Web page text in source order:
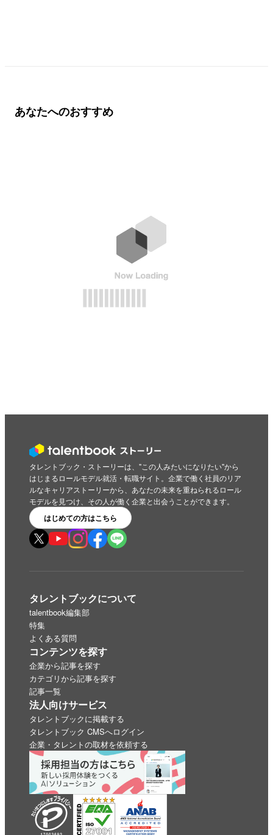
あなたへのおすすめ
タレントブック・ストーリーは、"この人みたいになりたい"から
はじまるロールモデル就活・転職サイト。企業で働く社員のリア
ルなキャリアストーリーから、あなたの未来を重ねられるロール
モデルを見つけ、その人が働く企業と出会うことができます。
はじめての方はこちら
タレントブックについて
talentbook編集部
特集
よくある質問
コンテンツを探す
企業から記事を探す
カテゴリから記事を探す
記事一覧
法人向けサービス
タレントブックに掲載する
タレントブック CMSへログイン
企業・タレントの取材を依頼する